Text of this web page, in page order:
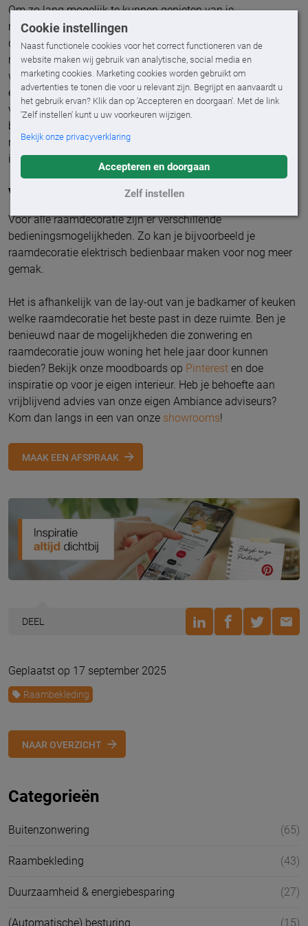
Cookie instellingen
Naast functionele cookies voor het correct functioneren van de
website maken wij gebruik van analytische, social media en
marketing cookies. Marketing cookies worden gebruikt om
advertenties te tonen die voor u relevant zijn. Begrijpt en aanvaardt u
het gebruik ervan? Klik dan op 'Accepteren en doorgaan'. Met de link
'Zelf instellen' kunt u uw voorkeuren wijzigen.
Bekijk onze privacyverklaring
Accepteren en doorgaan
Zelf instellen
Om zo lang mogelijk te kunnen genieten van je
raamdecoratie is het belangrijk dat je er rekening mee houdt
dat je raamdecoratie niet regelmatig nat wordt. Ook al is je
raamdecoratie vochtbestendig, het elke keer volledig nat
worden van de raamdecoratie zal de levensduur verkorten
en dat is zonde! Lucht je badkamer ook goed door, hierdoor
verklein je de kans op schimmel en zorg je ervoor dat je
badkamer geen muffe ruimte wordt. Het is slim om je
raamdecoratie eens in de zoveel tijd schoon te maken. Vaak
is het afstoffen met een droge doek of plumeau genoeg.
Voorzien van gemak!
Voor alle raamdecoratie zijn er verschillende
bedieningsmogelijkheden. Zo kan je bijvoorbeeld je
raamdecoratie elektrisch bedienbaar maken voor nog meer
gemak.
Het is afhankelijk van de lay-out van je badkamer of keuken
welke raamdecoratie het beste past in deze ruimte. Ben je
benieuwd naar de mogelijkheden die zonwering en
raamdecoratie jouw woning het hele jaar door kunnen
bieden? Bekijk onze moodboards op Pinterest en doe
inspiratie op voor je eigen interieur. Heb je behoefte aan
vrijblijvend advies van onze eigen Ambiance adviseurs?
Kom dan langs in een van onze showrooms!
MAAK EEN AFSPRAAK
DEEL
Geplaatst op 17 september 2025
Raambekleding
NAAR OVERZICHT
Categorieën
Buitenzonwering (65)
Raambekleding (43)
Duurzaamheid & energiebesparing (27)
(Automatische) besturing (15)